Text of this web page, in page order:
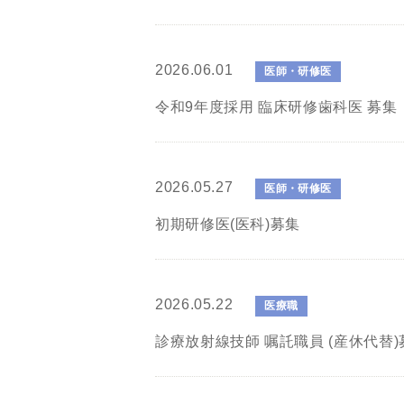
2026.06.01 医師・研修医
令和9年度採用 臨床研修歯科医 募集
2026.05.27 医師・研修医
初期研修医(医科)募集
2026.05.22 医療職
診療放射線技師 嘱託職員 (産休代替)